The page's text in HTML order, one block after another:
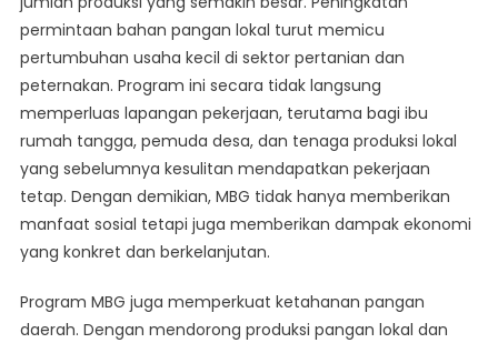
permintaan bahan pangan lokal turut memicu
pertumbuhan usaha kecil di sektor pertanian dan
peternakan. Program ini secara tidak langsung
memperluas lapangan pekerjaan, terutama bagi ibu
rumah tangga, pemuda desa, dan tenaga produksi lokal
yang sebelumnya kesulitan mendapatkan pekerjaan
tetap. Dengan demikian, MBG tidak hanya memberikan
manfaat sosial tetapi juga memberikan dampak ekonomi
yang konkret dan berkelanjutan.
Program MBG juga memperkuat ketahanan pangan
daerah. Dengan mendorong produksi pangan lokal dan